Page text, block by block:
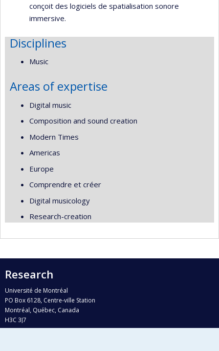
conçoit des logiciels de spatialisation sonore
immersive.
Disciplines
Music
Areas of expertise
Digital music
Composition and sound creation
Modern Times
Americas
Europe
Comprendre et créer
Digital musicology
Research-creation
Research
Université de Montréal
PO Box 6128, Centre-ville Station
Montréal, Québec, Canada
H3C 3J7